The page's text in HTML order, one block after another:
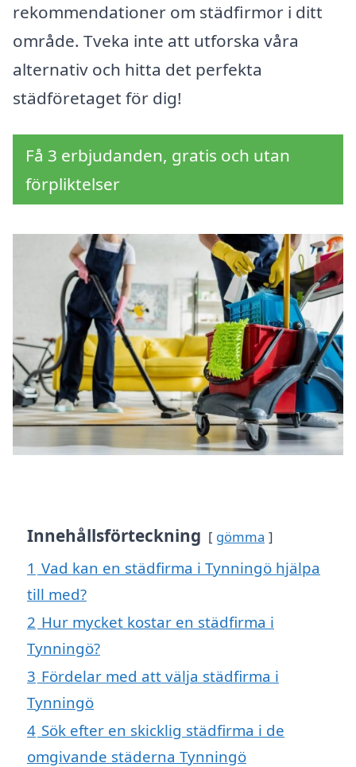
rekommendationer om städfirmor i ditt
område. Tveka inte att utforska våra
alternativ och hitta det perfekta
städföretaget för dig!
Få 3 erbjudanden, gratis och utan
förpliktelser
Innehållsförteckning gömma
1 Vad kan en städfirma i Tynningö hjälpa
till med?
2 Hur mycket kostar en städfirma i
Tynningö?
3 Fördelar med att välja städfirma i
Tynningö
4 Sök efter en skicklig städfirma i de
omgivande städerna Tynningö